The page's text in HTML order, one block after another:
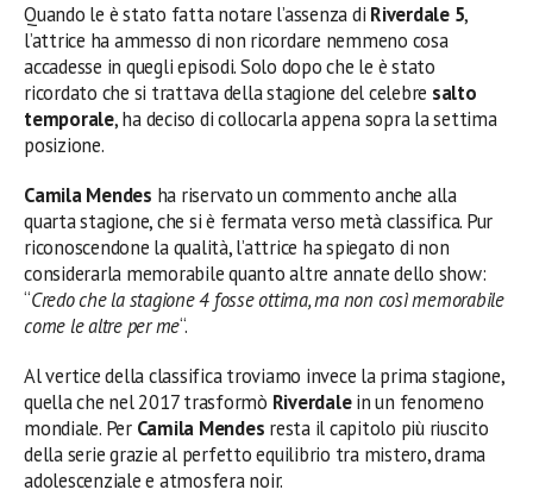
Quando le è stato fatta notare l’assenza di Riverdale 5,
l’attrice ha ammesso di non ricordare nemmeno cosa
accadesse in quegli episodi. Solo dopo che le è stato
ricordato che si trattava della stagione del celebre salto
temporale, ha deciso di collocarla appena sopra la settima
posizione.
Camila Mendes ha riservato un commento anche alla
quarta stagione, che si è fermata verso metà classifica. Pur
riconoscendone la qualità, l’attrice ha spiegato di non
considerarla memorabile quanto altre annate dello show:
“Credo che la stagione 4 fosse ottima, ma non così memorabile
come le altre per me“.
Al vertice della classifica troviamo invece la prima stagione,
quella che nel 2017 trasformò Riverdalein un fenomeno
mondiale. PerCamila Mendes resta il capitolo più riuscito
della serie grazie al perfetto equilibrio tra mistero, drama
adolescenziale e atmosfera noir.